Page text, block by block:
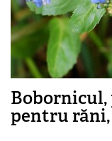
pentru